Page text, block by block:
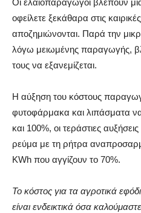
Οι ελαιοπαραγωγοί βλέπουν
οφείλετε ξεκάθαρα στις
αποζημιώνονται. Παρά την
λόγω μειωμένης παραγωγής,
τους να εξανεμίζεται.
Η αύξηση του κόστους
φυτοφάρμακα και λιπάσματα
και 100%, οι τεράστιες
ρεύμα με τη ρήτρα
KWh που αγγίζουν το 70%.
Το κόστος για τα αγροτικά
είναι ενδεικτικά όσα